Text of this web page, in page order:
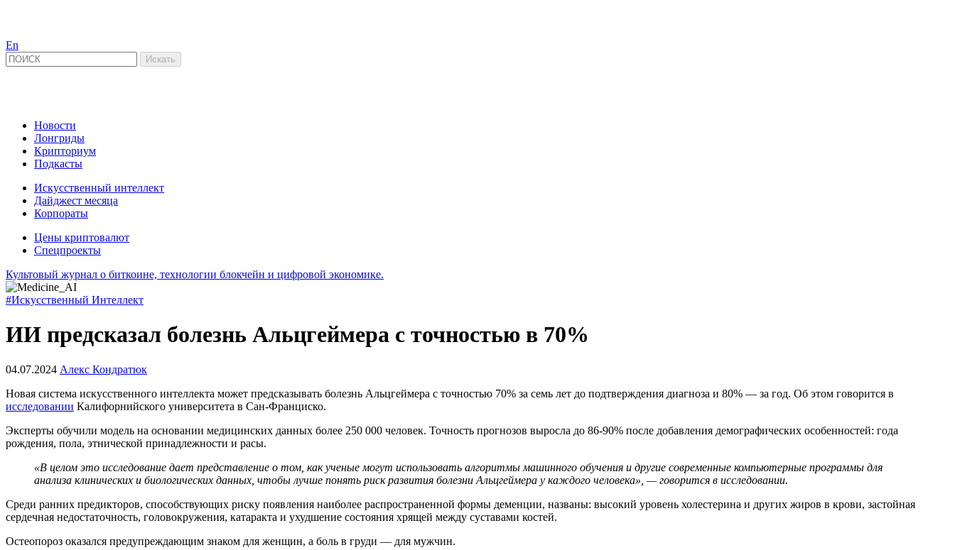
En
Новости
Лонгриды
Крипториум
Подкасты
Искусственный интеллект
Дайджест месяца
Корпораты
Цены криптовалют
Спецпроекты
Культовый журнал о биткоине, технологии блокчейн и цифровой экономике.
#Искусственный Интеллект
ИИ предсказал болезнь Альцгеймера с точностью в 70%
04.07.2024 Алекс Кондратюк
Новая система искусственного интеллекта может предсказывать болезнь Альцгеймера с точностью 70% за семь лет до подтверждения диагноза и 80% — за год. Об этом говорится в
исследовании Калифорнийского университета в Сан-Франциско.
Эксперты обучили модель на основании медицинских данных более 250 000 человек. Точность прогнозов выросла до 86-90% после добавления демографических особенностей: года
рождения, пола, этнической принадлежности и расы.
«В целом это исследование дает представление о том, как ученые могут использовать алгоритмы машинного обучения и другие современные компьютерные программы для
анализа клинических и биологических данных, чтобы лучше понять риск развития болезни Альцгеймера у каждого человека», — говорится в исследовании.
Среди ранних предикторов, способствующих риску появления наиболее распространенной формы деменции, названы: высокий уровень холестерина и других жиров в крови, застойная
сердечная недостаточность, головокружения, катаракта и ухудшение состояния хрящей между суставами костей.
Остеопороз оказался предупреждающим знаком для женщин, а боль в груди — для мужчин.